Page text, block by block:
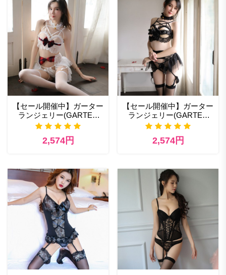
【セール開催中】ガーター
ランジェリー(GARTER
LINGERIE) 397rd セクシー
2,574円
【セール開催中】ガーター
ランジェリー(GARTER
LINGERIE) 397bk セクシ
2,574円